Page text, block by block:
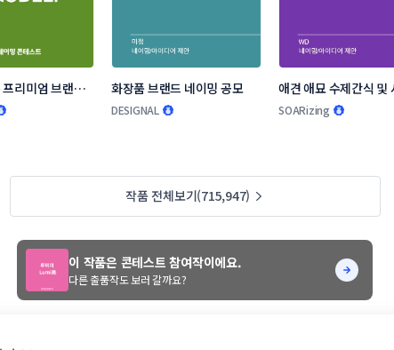
리미엄 브랜드
화장품 브랜드 네이밍 공모
DESIGNAL
애견 애묘 수제간식 및
랜드 작명부탁드립니
SOARizing
작품 전체보기(715,947)
이 작품은 콘테스트 참여작이에요.
다른 출품작도 보러 갈까요?